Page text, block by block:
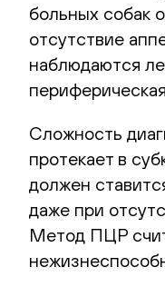
больных собак
отсутствие
наблюдаются
Сложность
протекает в
должен
даже при
Метод ПЦР